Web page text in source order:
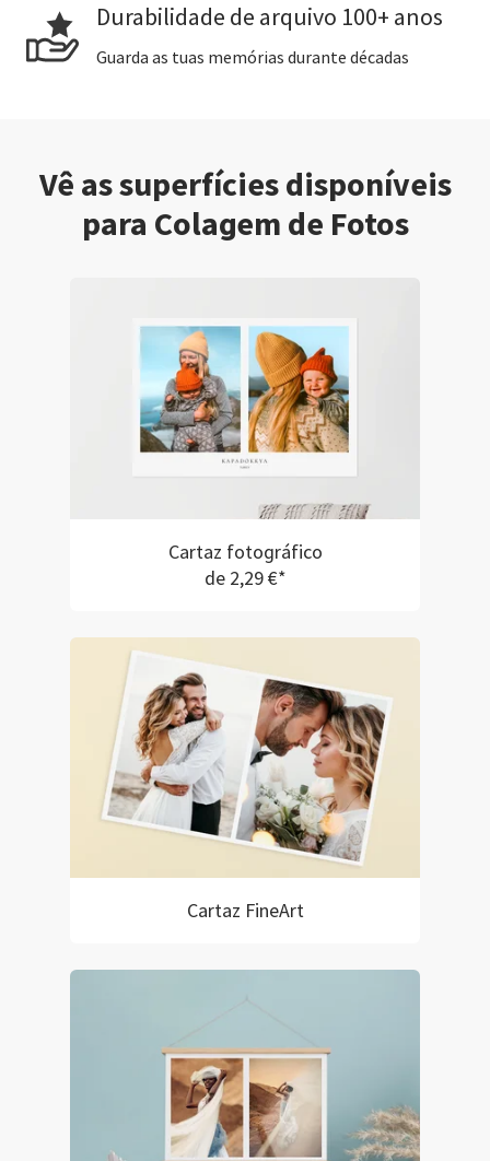
Durabilidade de arquivo 100+ anos
Guarda as tuas memórias durante décadas
Vê as superfícies disponíveis
para Colagem de Fotos
Cartaz fotográfico
de 2,29 €*
Cartaz FineArt